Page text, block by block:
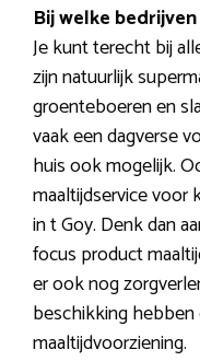
Bij welke
Je kunt terecht bij
zijn natuurlijk
groenteboeren en
vaak een dagverse
huis ook mogelijk.
maaltijdservice voor
in t Goy. Denk dan
focus product
er ook nog
beschikking
maaltijdvoorziening.